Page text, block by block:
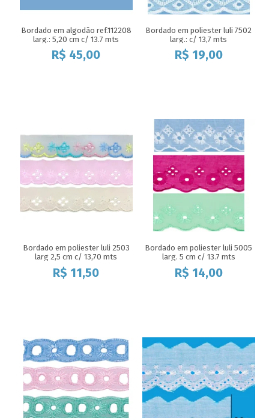
Bordado em algodão ref.112208
larg.: 5,20 cm c/ 13.7 mts
R$ 45,00
Bordado em poliester luli 7502
larg.: c/ 13,7 mts
R$ 19,00
Bordado em poliester luli 2503
larg 2,5 cm c/ 13,70 mts
R$ 11,50
Bordado em poliester luli 5005
larg. 5 cm c/ 13.7 mts
R$ 14,00